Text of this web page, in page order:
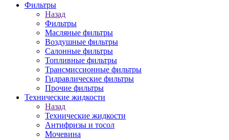
Фильтры
Назад
Фильтры
Масляные фильтры
Воздушные фильтры
Салонные фильтры
Топливные фильтры
Трансмиссионные фильтры
Гидравлические фильтры
Прочие фильтры
Технические жидкости
Назад
Технические жидкости
Антифризы и тосол
Мочевина